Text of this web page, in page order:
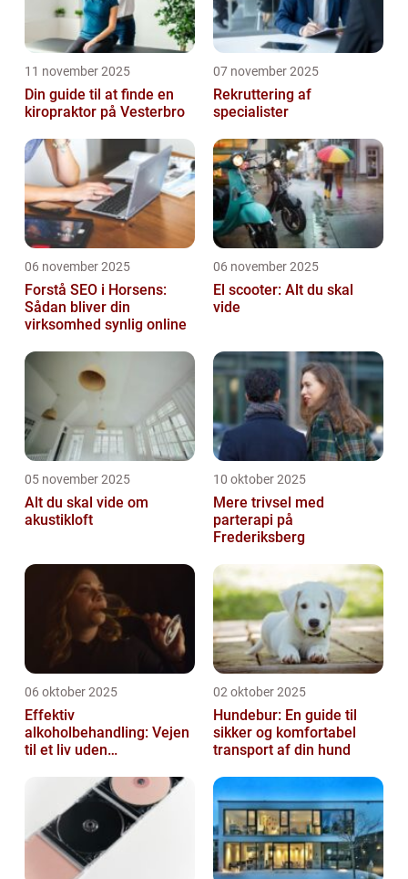
11 november 2025
Din guide til at finde en
kiropraktor på Vesterbro
07 november 2025
Rekruttering af
specialister
06 november 2025
Forstå SEO i Horsens:
Sådan bliver din
virksomhed synlig online
06 november 2025
El scooter: Alt du skal
vide
05 november 2025
Alt du skal vide om
akustikloft
10 oktober 2025
Mere trivsel med
parterapi på
Frederiksberg
06 oktober 2025
Effektiv
alkoholbehandling: Vejen
til et liv uden
02 oktober 2025
Hundebur: En guide til
sikker og komfortabel
transport af din hund